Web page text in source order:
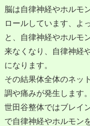
脳は自律神経やホルモ
ロールしています、よ
と、自律神経やホルモ
来なくなり、自律神経
になります。
その結果体全体のネッ
調や痛みが発生します。
世田谷整体ではブレイ
で自律神経やホルモン